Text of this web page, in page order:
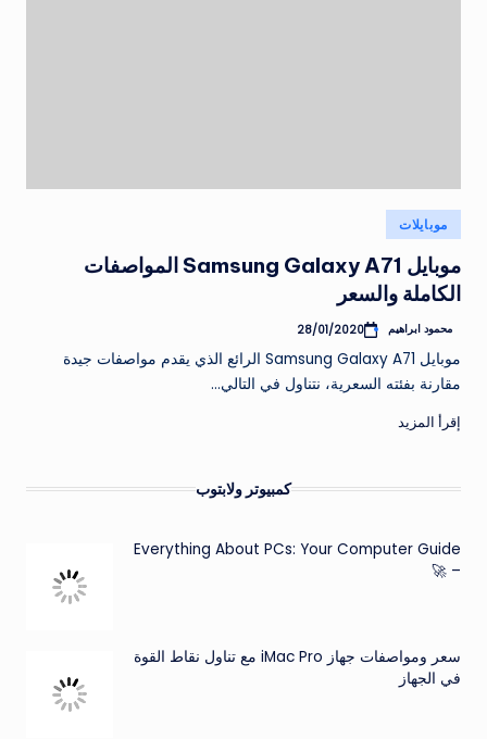
نُشر
في
موبايلات
موبايل Samsung Galaxy A71 المواصفات
الكاملة والسعر
تمّ
بواسطة
محمود ابراهيم 28/01/2020
موبايل Samsung Galaxy A71 الرائع الذي يقدم مواصفات جيدة
مقارنة بفئته السعرية، نتناول في التالي…
إقرأ المزيد
كمبيوتر ولابتوب
Everything About PCs: Your Computer Guide
– 🚀
سعر ومواصفات جهاز iMac Pro مع تناول نقاط القوة
في الجهاز